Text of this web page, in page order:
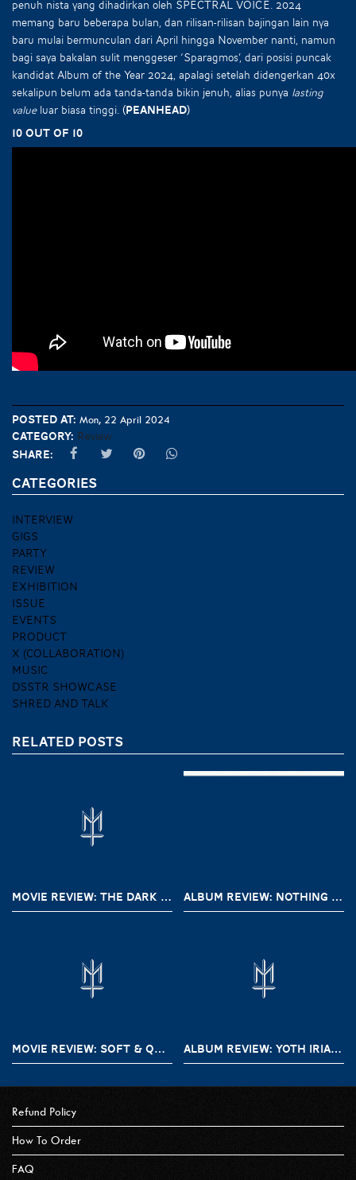
penuh nista yang dihadirkan oleh SPECTRAL VOICE. 2024
memang baru beberapa bulan, dan rilisan-rilisan bajingan lain nya
baru mulai bermunculan dari April hingga November nanti, namun
bagi saya bakalan sulit menggeser ‘Sparagmos’, dari posisi puncak
kandidat Album of the Year 2024, apalagi setelah didengerkan 40x
sekalipun belum ada tanda-tanda bikin jenuh, alias punya lasting
valueluar biasa tinggi. (Peanhead)
10 out of 10
Posted at: Mon, 22 April 2024
Category: Review
Share:
CATEGORIES
INTERVIEW
GIGS
PARTY
REVIEW
EXHIBITION
ISSUE
EVENTS
PRODUCT
X (COLLABORATION)
MUSIC
DSSTR SHOWCASE
SHRED AND TALK
RELATED POSTS
MOVIE REVIEW: THE DARK AND THE WICKED (2020) ALBUM REVIEW: NOTHING – A SHORT HISTORY OF DECAY
MOVIE REVIEW: SOFT & QUIET (2022) ALBUM REVIEW: YOTH IRIA – GONE WITH THE DEVIL
Refund Policy
How To Order
FAQ